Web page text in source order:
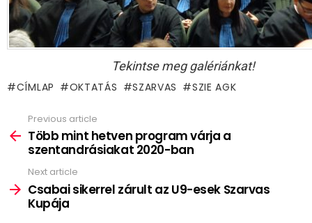
Tekintse meg galériánkat!
CÍMLAP OKTATÁS SZARVAS SZIE AGK
more
Previous article
Több mint hetven program várja a
szentandrásiakat 2020-ban
Next article
Csabai sikerrel zárult az U9-esek Szarvas
Kupája